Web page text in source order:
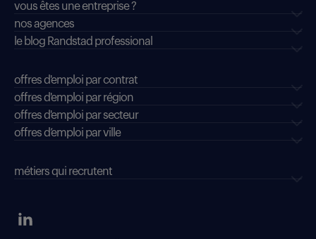
vous êtes une entreprise ?
nos agences
le blog Randstad professional
offres d'emploi par contrat
offres d'emploi par région
offres d'emploi par secteur
offres d’emploi par ville
métiers qui recrutent